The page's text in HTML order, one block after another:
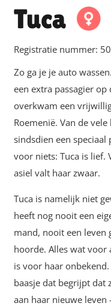
Tuca
Registratie nummer:
Zo ga je je auto
een extra passagier op
overkwam een
Roemenië. Van de
sindsdien een
voor niets: Tuca is lief.
asiel valt haar zwaar.
Tuca is namelijk niet
heeft nog nooit een
mand, nooit een leven
hoorde. Alles wat voor
is voor haar
baasje dat begrijpt dat
aan haar nieuwe